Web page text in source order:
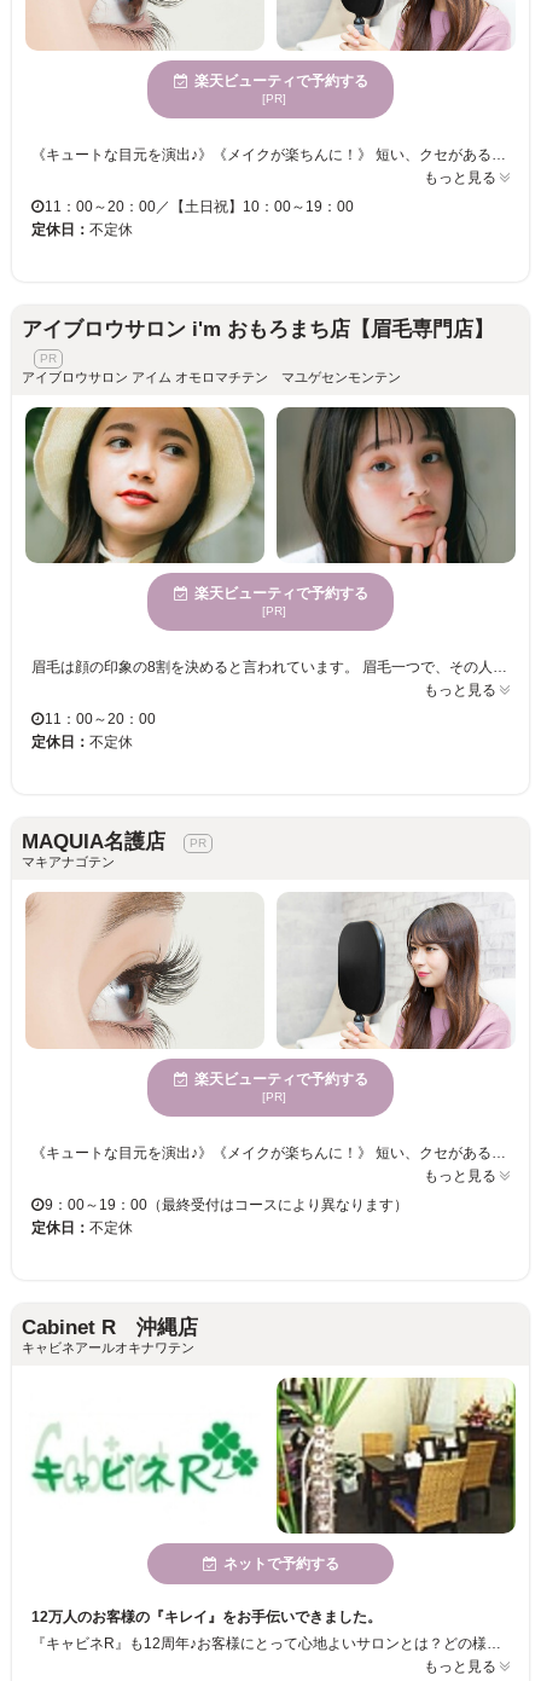
楽天ビューティで予約する
[PR]
《キュートな目元を演出♪》《メイクが楽ちんに！》 短い、クセがある、下向きなど、ボリュームがない・・・様々なまつ毛のお悩みをお聞かせください！！ 《パリジェンヌラッシュリフト》持続性◎根元からしっかり立ち上げます♪魅力的なまつげに☆ 素材にこだわり、お客様の自まつげを大切にいたします。 忙しい日々を忘れてゆったりまったりまつエク体験をしませんか？
もっと見る
11：00～20：00／【土日祝】10：00～19：00
定休日： 不定休
アイブロウサロン i'm おもろまち店【眉毛専門店】
アイブロウサロン アイム オモロマチテン マユゲセンモンテン
楽天ビューティで予約する
[PR]
眉毛は顔の印象の8割を決めると言われています。 眉毛一つで、その人の雰囲気は、凛々しくもなり、優しくもなり、可愛くもなり、頼れる男らしくもなります。 私たちi’m (アイム) は、そんな重要なパーツである眉毛を、お客様の輪郭や自眉毛の特徴を活かして、似合う眉毛デザインをご提案いたします。 また、普段のメイクや、ファッション、なりたい雰囲気もお聞かせいただきながら、ご納得のいくデザインを、確かなアイブロウスキルで叶えさせて頂きます。 アイブロウデザインのエキスパートたちへ、是非一度ご相談下さい。 i’m（アイム）スタッフ一同、皆様のご来店を心からお待ちしております。
もっと見る
11：00～20：00
定休日： 不定休
MAQUIA名護店
マキアナゴテン
楽天ビューティで予約する
[PR]
もっと見る
9：00～19：00（最終受付はコースにより異なります）
定休日： 不定休
Cabinet R 沖縄店
キャビネアールオキナワテン
ネットで予約する
12万人のお客様の『キレイ』をお手伝いできました。
もっと見る